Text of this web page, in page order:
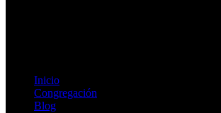
Inicio
Congregación
Blog